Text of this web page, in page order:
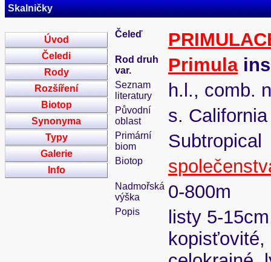
Skalničky
Úvod
Čeledi
Rody
Rozšíření
Biotop
Synonyma
Typy
Galerie
Info
Čeleď
Rod druh
var.
Primula
Seznam
literatury
h.l., comb.
Původní
oblast
s. California
Primární
biom
Subtropical
Biotop
Nadmořská
výška
0-800m
Popis
listy 5-
kopisťovité,